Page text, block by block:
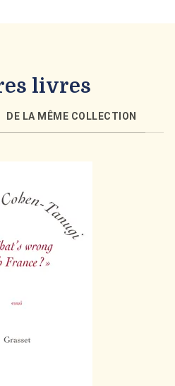
livres
DE LA MÊME COLLECTION